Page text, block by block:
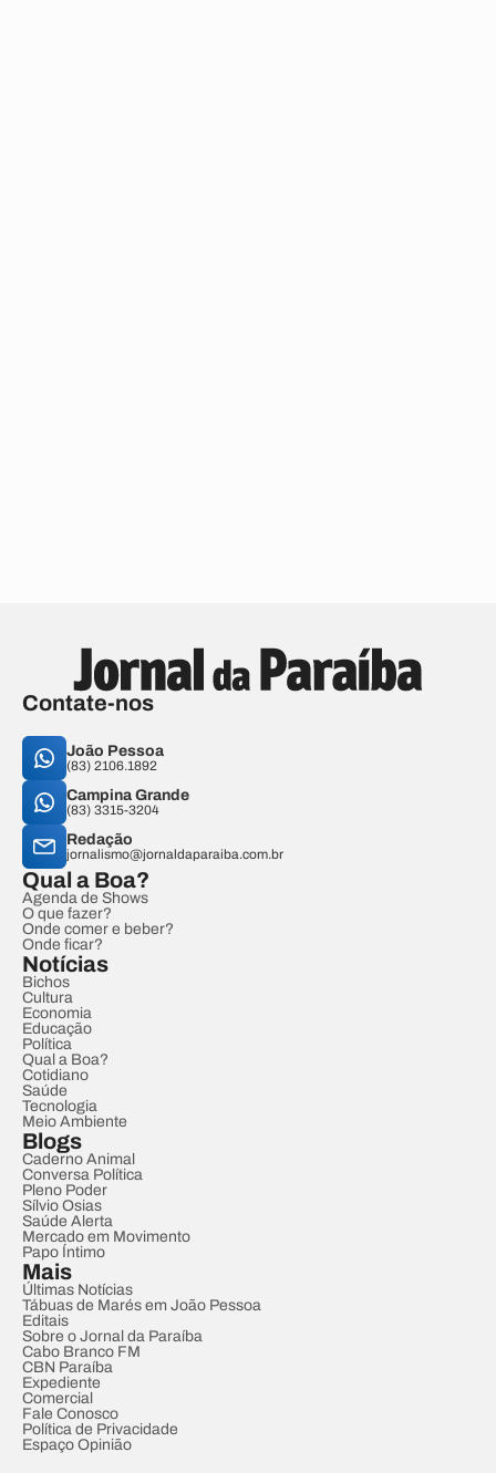
Contate-nos
João Pessoa
(83) 2106.1892
Campina Grande
(83) 3315-3204
Redação
jornalismo@jornaldaparaiba.com.br
Qual a Boa?
Agenda de Shows
O que fazer?
Onde comer e beber?
Onde ficar?
Notícias
Bichos
Cultura
Economia
Educação
Política
Qual a Boa?
Cotidiano
Saúde
Tecnologia
Meio Ambiente
Blogs
Caderno Animal
Conversa Política
Pleno Poder
Sílvio Osias
Saúde Alerta
Mercado em Movimento
Papo Íntimo
Mais
Últimas Notícias
Tábuas de Marés em João Pessoa
Editais
Sobre o Jornal da Paraíba
Cabo Branco FM
CBN Paraíba
Expediente
Comercial
Fale Conosco
Política de Privacidade
Espaço Opinião